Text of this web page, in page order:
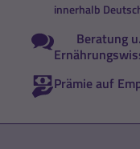
innerhalb
Beratung
Prämie auf